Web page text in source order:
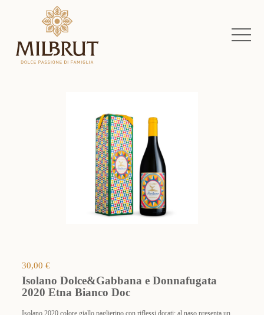
30,00€
Isolano Dolce&Gabbana e Donnafugata
2020 Etna Bianco Doc
Isolano 2020 colore giallo paglierino con riflessi dorati; al naso presenta un